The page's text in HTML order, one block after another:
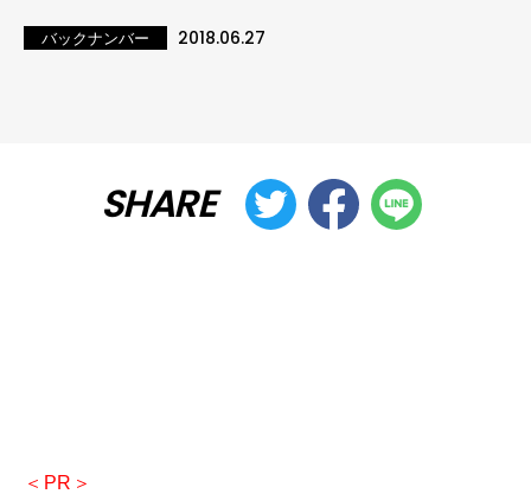
バックナンバー 2018.06.27
SHARE
＜PR＞